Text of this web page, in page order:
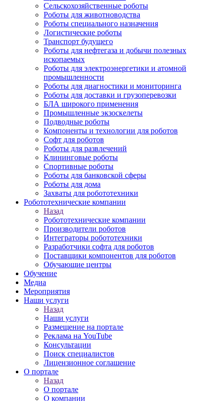
Сельскохозяйственные роботы
Роботы для животноводства
Роботы специального назначения
Логистические роботы
Транспорт будущего
Роботы для нефтегаза и добычи полезных
ископаемых
Роботы для электроэнергетики и атомной
промышленности
Роботы для диагностики и мониторинга
Роботы для доставки и грузоперевозки
БЛА широкого применения
Промышленные экзоскелеты
Подводные роботы
Компоненты и технологии для роботов
Софт для роботов
Роботы для развлечений
Клининговые роботы
Спортивные роботы
Роботы для банковской сферы
Роботы для дома
Захваты для робототехники
Робототехнические компании
Назад
Робототехнические компании
Производители роботов
Интеграторы робототехники
Разработчики софта для роботов
Поставщики компонентов для роботов
Обучающие центры
Обучение
Медиа
Мероприятия
Наши услуги
Назад
Наши услуги
Размещение на портале
Реклама на YouTube
Консультации
Поиск специалистов
Лицензионное соглашение
О портале
Назад
О портале
О компании